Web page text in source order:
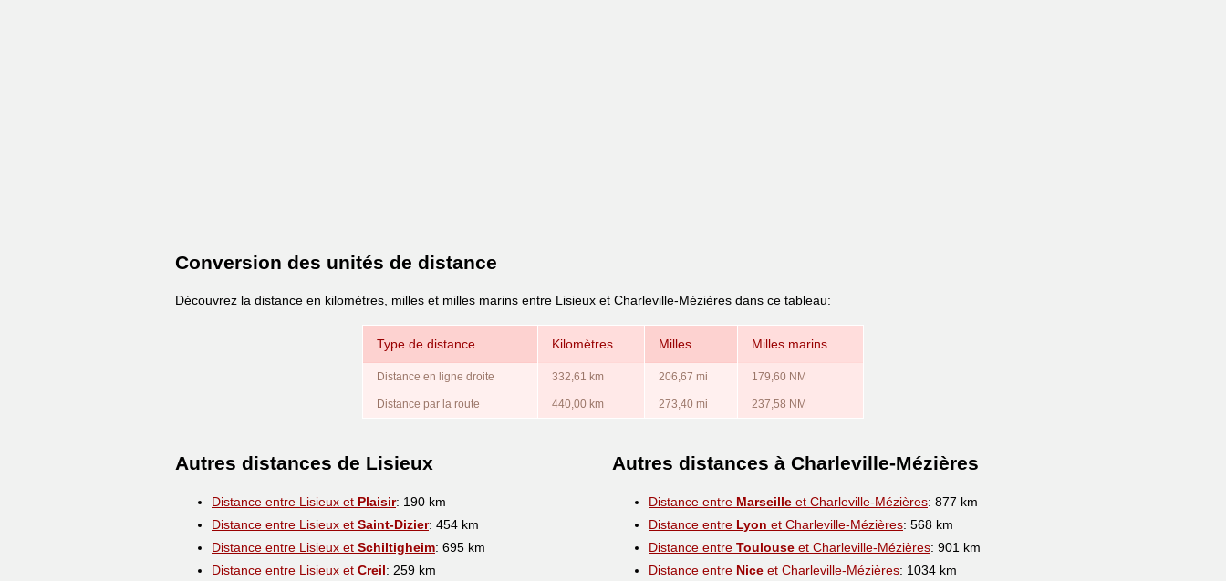
Conversion des unités de distance
Découvrez la distance en kilomètres, milles et milles marins entre Lisieux et Charleville-Mézières dans ce tableau:
Type de distance Kilomètres Milles Milles marins
Distance en ligne droite 332,61 km 206,67 mi 179,60 NM
Distance par la route 440,00 km 273,40 mi 237,58 NM
Autres distances de Lisieux
Distance entre Lisieux et Plaisir: 190 km
Distance entre Lisieux et Saint-Dizier: 454 km
Distance entre Lisieux et Schiltigheim: 695 km
Distance entre Lisieux et Creil: 259 km
Autres distances à Charleville-Mézières
Distance entre Marseille et Charleville-Mézières: 877 km
Distance entre Lyon et Charleville-Mézières: 568 km
Distance entre Toulouse et Charleville-Mézières: 901 km
Distance entre Nice et Charleville-Mézières: 1034 km